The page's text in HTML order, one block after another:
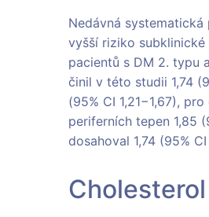
Nedávná
vyšší riziko
pacientů s DM 2. typu
činil v této studii 1,74
(95% CI 1,21−1,67),
periferních tepen 1,85
dosahoval 1,74 (95%
Cholesterol